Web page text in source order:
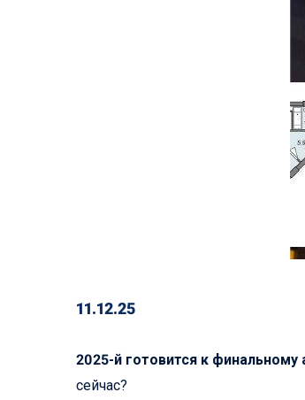
11.12.25
2025-й готовится к финальному
сейчас?